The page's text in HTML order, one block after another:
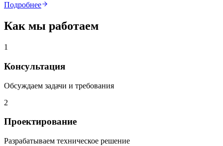
Подробнее
Как мы работаем
1
Консультация
Обсуждаем задачи и требования
2
Проектирование
Разрабатываем техническое решение